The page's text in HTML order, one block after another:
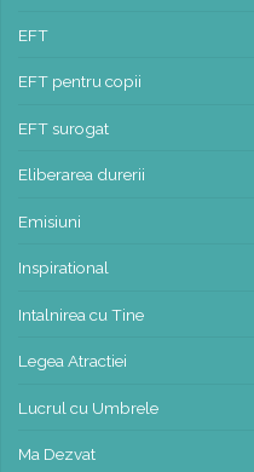
EFT
EFT pentru copii
EFT surogat
Eliberarea durerii
Emisiuni
Inspirational
Intalnirea cu Tine
Legea Atractiei
Lucrul cu Umbrele
Ma Dezvat